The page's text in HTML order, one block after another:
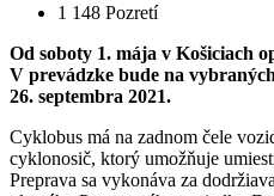
1 148 Pozretí
Od soboty 1. mája v Košiciach
V prevádzke bude na
26. septembra 2021.
Cyklobus má na zadnom čele
cyklonosič, ktorý umožňuje
Preprava sa vykonáva za